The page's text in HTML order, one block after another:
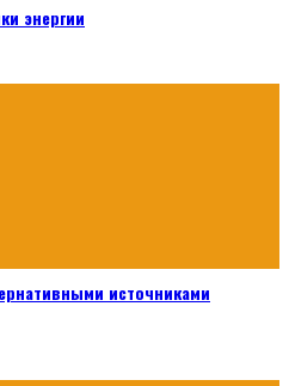
энергии
источниками